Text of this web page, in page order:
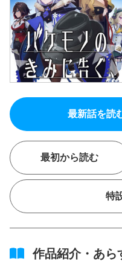
最新話を読
最初から読む
特
作品紹介・あら